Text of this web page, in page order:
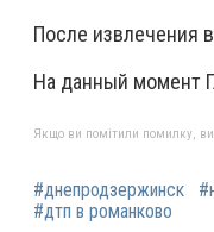
После извлечения
На данный момент
Якщо ви помітили помилку,
#днепродзержинск
#дтп в романково